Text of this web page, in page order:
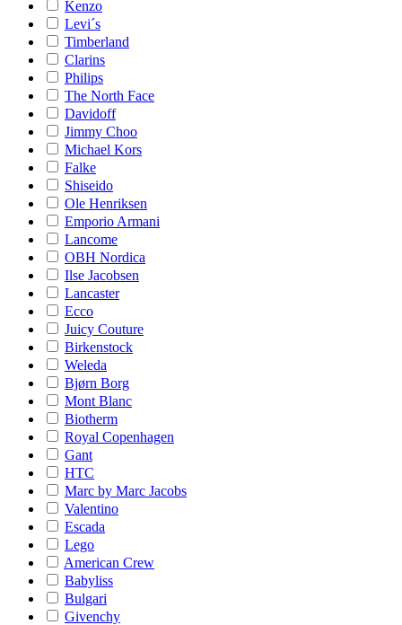
Kenzo
Levi´s
Timberland
Clarins
Philips
The North Face
Davidoff
Jimmy Choo
Michael Kors
Falke
Shiseido
Ole Henriksen
Emporio Armani
Lancome
OBH Nordica
Ilse Jacobsen
Lancaster
Ecco
Juicy Couture
Birkenstock
Weleda
Bjørn Borg
Mont Blanc
Biotherm
Royal Copenhagen
Gant
HTC
Marc by Marc Jacobs
Valentino
Escada
Lego
American Crew
Babyliss
Bulgari
Givenchy